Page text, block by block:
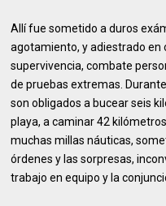
Allí fue sometido a duros
agotamiento, y adiestrado en
supervivencia, combate
de pruebas extremas.
son obligados a bucear seis
playa, a caminar 42
muchas millas náuticas,
órdenes y las sorpresas,
trabajo en equipo y la